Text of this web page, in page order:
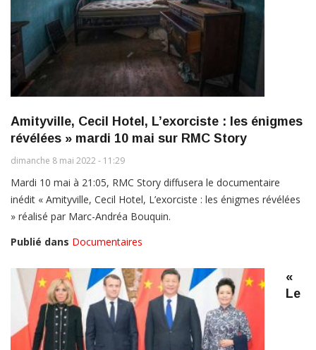
Amityville, Cecil Hotel, L’exorciste : les énigmes
révélées » mardi 10 mai sur RMC Story
dimanche 8 mai 2022 - 11:29
Mardi 10 mai à 21:05, RMC Story diffusera le documentaire
inédit « Amityville, Cecil Hotel, L’exorciste : les énigmes révélées
» réalisé par Marc-Andréa Bouquin.
Publié dans Documentaires
«
Le